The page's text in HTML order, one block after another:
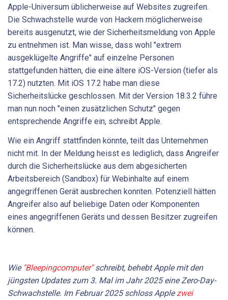
Apple-Universum üblicherweise auf Websites zugreifen.
Die Schwachstelle wurde von Hackern möglicherweise
bereits ausgenutzt, wie der Sicherheitsmeldung von Apple
zu entnehmen ist. Man wisse, dass wohl "extrem
ausgeklügelte Angriffe" auf einzelne Personen
stattgefunden hätten, die eine ältere iOS-Version (tiefer als
17.2) nutzten. Mit iOS 17.2 habe man diese
Sicherheitslücke geschlossen. Mit der Version 18.3.2 führe
man nun noch "einen zusätzlichen Schutz" gegen
entsprechende Angriffe ein, schreibt Apple.
Wie ein Angriff stattfinden könnte, teilt das Unternehmen
nicht mit. In der Meldung heisst es lediglich, dass Angreifer
durch die Sicherheitslücke aus dem abgesicherten
Arbeitsbereich (Sandbox) für Webinhalte auf einem
angegriffenen Gerät ausbrechen konnten. Potenziell hätten
Angreifer also auf beliebige Daten oder Komponenten
eines angegriffenen Geräts und dessen Besitzer zugreifen
können.
Wie "Bleepingcomputer"schreibt, behebt Apple mit den
jüngsten Updates zum 3. Mal im Jahr 2025 eine Zero-Day-
Schwachstelle. Im Februar 2025 schloss Applezwei